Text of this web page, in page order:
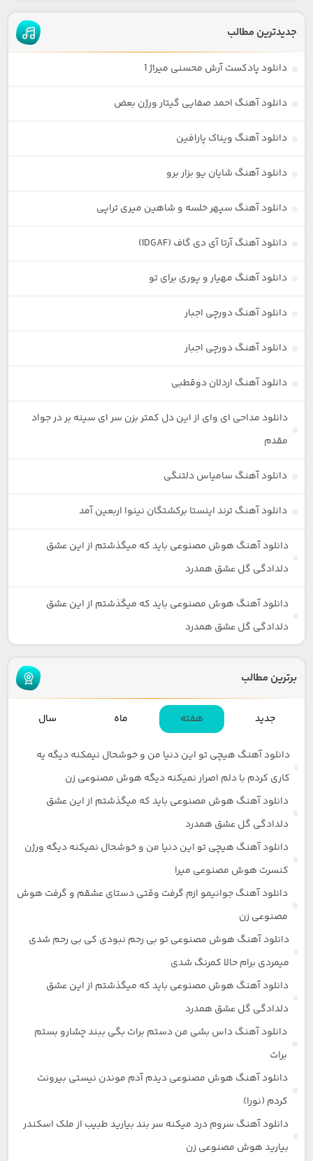
جدیدترین مطالب
دانلود پادکست آرش محسنی میراژ 1
دانلود آهنگ احمد صفایی گیتار ورژن بعض
دانلود آهنگ ویناک پارافین
دانلود آهنگ شایان یو بزار برو
دانلود آهنگ سپهر خلسه و شاهین میری تراپی
دانلود آهنگ آرتا آی دی گاف (IDGAF)
دانلود آهنگ مهیار و پوری برای تو
دانلود آهنگ دورچی اجبار
دانلود آهنگ دورچی اجبار
دانلود آهنگ اردلان دوقطبی
دانلود مداحی ای وای از این دل کمتر بزن سر ای سینه بر در جواد
مقدم
دانلود آهنگ سامیاس دلتنگی
دانلود آهنگ ترند اینستا برکشتگان نینوا اربعین آمد
دانلود آهنگ هوش مصنوعی باید که میگذشتم از این عشق
دلدادگی گل عشق همدرد
دانلود آهنگ هوش مصنوعی باید که میگذشتم از این عشق
دلدادگی گل عشق همدرد
برترین مطالب
جدید هفته ماه سال
دانلود آهنگ هیچی تو این دنیا من و خوشحال نیمکنه دیگه یه
کاری کردم با دلم اصرار نمیکنه دیگه هوش مصنوعی زن
دانلود آهنگ هوش مصنوعی باید که میگذشتم از این عشق
دلدادگی گل عشق همدرد
دانلود آهنگ هیچی تو این دنیا من و خوشحال نمیکنه دیگه ورژن
کنسرت هوش مصنوعی میرا
دانلود آهنگ جوانیمو ازم گرفت وقتی دستای عشقم و گرفت هوش
مصنوعی زن
دانلود آهنگ هوش مصنوعی تو بی رحم نبودی کی بی رحم شدی
میمردی برام حالا کمرنگ شدی
دانلود آهنگ هوش مصنوعی باید که میگذشتم از این عشق
دلدادگی گل عشق همدرد
دانلود آهنگ داس بشی من دستم برات بگی ببند چشارو بستم
برات
دانلود آهنگ هوش مصنوعی دیدم آدم موندن نیستی بیرونت
کردم (نورا)
دانلود آهنگ سروم درد میکنه سر بند بیارید طبیب از ملک اسکندر
بیارید هوش مصنوعی زن